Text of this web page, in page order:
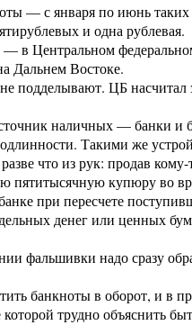
— с января по июнь
и одна рублевая.
в Центральном
Дальнем Востоке.
подделывают. ЦБ
наличных — банки и
Такими же
что из рук: продав
купюру во
при пересчете
денег или ценных
фальшивки надо сразу
банкноты в оборот, и в
трудно объяснить